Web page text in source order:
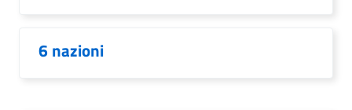
6 nazioni